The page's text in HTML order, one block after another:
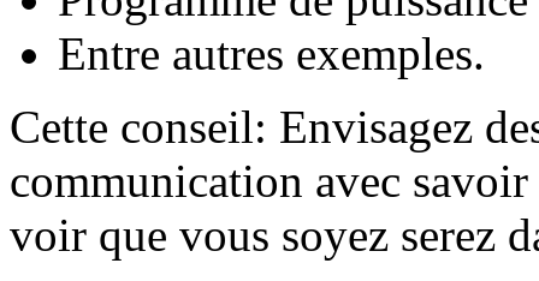
Entre autres exemples.
Cette conseil: Envisagez
communication avec savoir
voir que vous soyez serez